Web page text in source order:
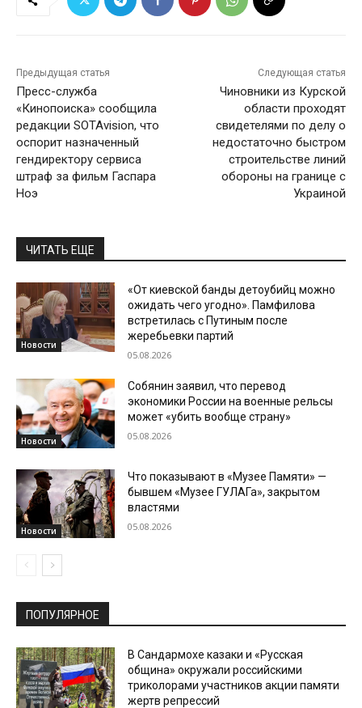
Предыдущая статья
Пресс-служба
«Кинопоиска» сообщила
редакции SOTAvision, что
оспорит назначенный
гендиректору сервиса
штраф за фильм Гаспара
Ноэ
Следующая статья
Чиновники из Курской
области проходят
свидетелями по делу о
недостаточно быстром
строительстве линий
обороны на границе с
Украиной
ЧИТАТЬ ЕЩЕ
Новости
«От киевской банды детоубийц можно
ожидать чего угодно». Памфилова
встретилась с Путиным после
жеребьевки партий
05.08.2026
Новости
Собянин заявил, что перевод
экономики России на военные рельсы
может «убить вообще страну»
05.08.2026
Новости
Что показывают в «Музее Памяти» —
бывшем «Музее ГУЛАГа», закрытом
властями
05.08.2026
ПОПУЛЯРНОЕ
В Сандармохе казаки и «Русская
община» окружали российскими
триколорами участников акции памяти
жертв репрессий